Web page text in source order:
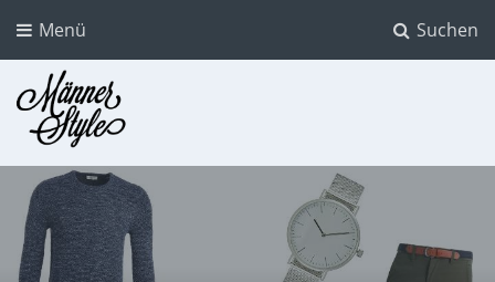
Suchen
Menü
Männer Style
Der Mode Blog für Männer